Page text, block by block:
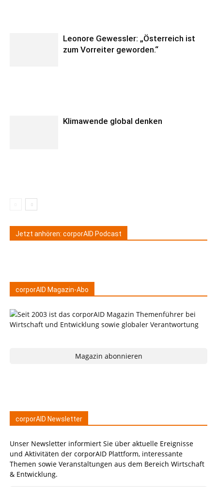
Leonore Gewessler: „Österreich ist
zum Vorreiter geworden.“
Klimawende global denken
Jetzt anhören: corporAID Podcast
corporAID Magazin-Abo
Magazin abonnieren
corporAID Newsletter
Unser Newsletter informiert Sie über aktuelle Ereignisse
und Aktivitäten der corporAID Plattform, interessante
Themen sowie Veranstaltungen aus dem Bereich Wirtschaft
& Entwicklung.